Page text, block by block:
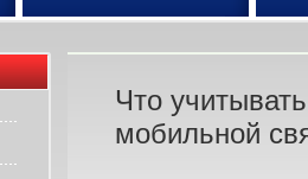
Что
мобильной